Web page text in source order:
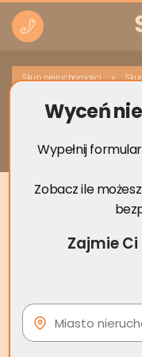
Skup nieruchomości »
SkupWyceń
Wypełnij
Zobacz ile
Zajmie